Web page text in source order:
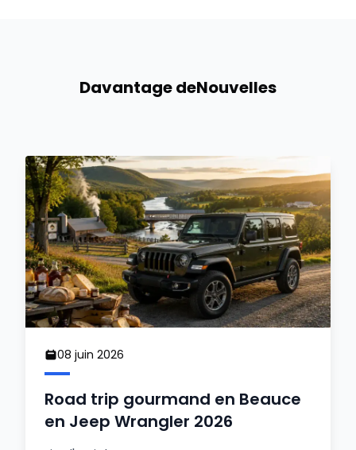
Davantage deNouvelles
08 juin 2026
Road trip gourmand en Beauce
en Jeep Wrangler 2026